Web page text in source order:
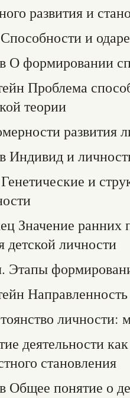
развития и
и
О формировании
Проблема
теории
развития
Индивид и
и
Значение ранних
личности
личности:
деятельности
становления
Общее понятие о